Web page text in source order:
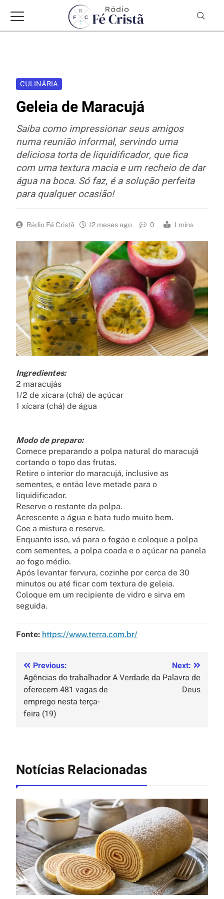
CULINÁRIA
Geleia de Maracujá
Saiba como impressionar seus amigos
numa reunião informal, servindo uma
deliciosa torta de liquidificador, que fica
com uma textura macia e um recheio de dar
água na boca. Só faz, é a solução perfeita
para qualquer ocasião!
Rádio Fé Cristã 12 meses ago 0 1 mins
Ingredientes:
2 maracujás
1/2 de xícara (chá) de açúcar
1 xícara (chá) de água
Modo de preparo:
Comece preparando a polpa natural do maracujá
cortando o topo das frutas.
Retire o interior do maracujá, inclusive as
sementes, e então leve metade para o
liquidificador.
Reserve o restante da polpa.
Acrescente a água e bata tudo muito bem.
Coe a mistura e reserve.
Enquanto isso, vá para o fogão e coloque a polpa
com sementes, a polpa coada e o açúcar na panela
ao fogo médio.
Após levantar fervura, cozinhe por cerca de 30
minutos ou até ficar com textura de geleia.
Coloque em um recipiente de vidro e sirva em
seguida.
Fonte: https://www.terra.com.br/
Previous:
Agências do trabalhador
oferecem 481 vagas de
emprego nesta terça-
feira (19)
Next:
A Verdade da Palavra de
Deus
Notícias Relacionadas